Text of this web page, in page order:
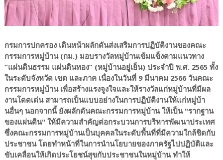
กรมการปกครอง เดินหน้าผลักดันส่งเสริมการปฏิบัติงานของคณะ
กรรมการหมู่บ้าน (กม.) มอบรางวัลหมู่บ้านเข้มแข็งตามแนวทาง
“แผ่นดินธรรม แผ่นดินทอง” (หมู่บ้านอยู่เย็น) ประจำปี พ.ศ. 2565 ทั้ง
ในระดับจังหวัด เขต และภาค เนื่องในวันที่ 9 มีนาคม 2566 วันคณะ
กรรมการหมู่บ้าน เพื่อสร้างแรงจูงใจและให้รางวัลแก่หมู่บ้านที่มีผล
งานโดดเด่น สามารถเป็นแบบอย่างในการปฏิบัติงานให้แก่หมู่บ้า
นอื่นๆ นอกจากนี้ ยังผลักดันคณะกรรมการหมู่บ้าน ให้เป็น "รากฐาน
ของแผ่นดิน" ให้มีความสำคัญต่อกระบวนการบริหารพัฒนาประเทศ
ซึ่งคณะกรรมการหมู่บ้านเป็นบุคคลในระดับพื้นที่ที่มีความใกล้ชิดกับ
ประชาชน โดยทำหน้าที่ในการนำนโยบายของภาครัฐไปปฏิบัติและ
ขับเคลื่อนให้เกิดประโยชน์สุขกับประชาชนในหมู่บ้าน ทำให้